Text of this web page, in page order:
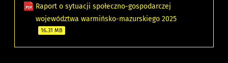
Raport o sytuacji społeczno-gospodarczej
województwa warmińsko-mazurskiego 2025
16.31 MB